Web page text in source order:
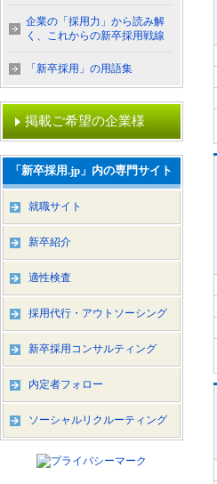
企業の「採用力」から読み解
く、これからの新卒採用戦線
「新卒採用」の用語集
掲載ご希望の企業様
「新卒採用.jp」内の専門サイト
就職サイト
新卒紹介
適性検査
採用代行・アウトソーシング
新卒採用コンサルティング
内定者フォロー
ソーシャルリクルーティング